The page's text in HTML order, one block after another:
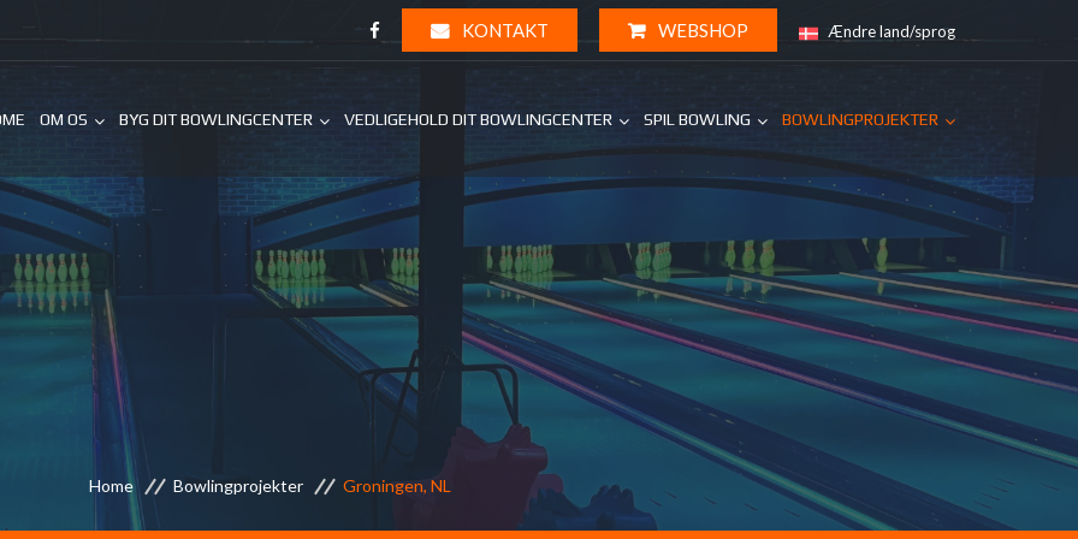
KONTAKT WEBSHOP Ændre land/sprog
OM OS BYG DIT BOWLINGCENTER VEDLIGEHOLD DIT BOWLINGCENTER SPIL BOWLING BOWLINGPROJEKTER
Home Bowlingprojekter Groningen, NL